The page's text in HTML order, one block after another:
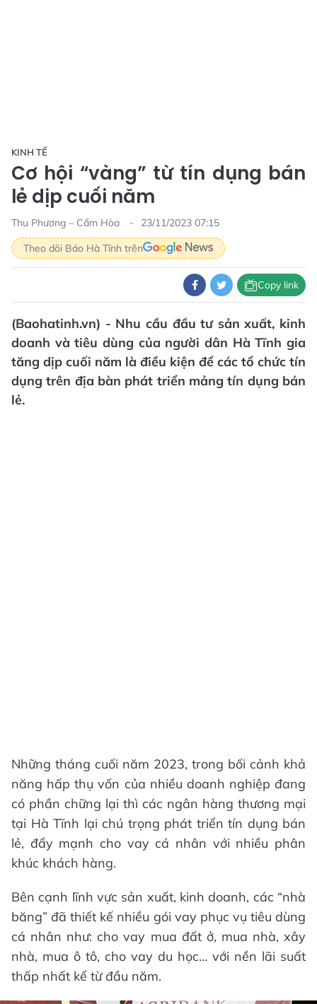
KINH TẾ
Cơ hội “vàng” từ tín dụng bán
lẻ dịp cuối năm
Thu Phương – Cẩm Hòa
23/11/2023 07:15
Theo dõi Báo Hà Tĩnh trên
Copy link
(Baohatinh.vn) - Nhu cầu đầu tư sản xuất, kinh
doanh và tiêu dùng của người dân Hà Tĩnh gia
tăng dịp cuối năm là điều kiện để các tổ chức tín
dụng trên địa bàn phát triển mảng tín dụng bán
lẻ.
Những tháng cuối năm 2023, trong bối cảnh khả
năng hấp thụ vốn của nhiều doanh nghiệp đang
có phần chững lại thì các ngân hàng thương mại
tại Hà Tĩnh lại chú trọng phát triển tín dụng bán
lẻ, đẩy mạnh cho vay cá nhân với nhiều phân
khúc khách hàng.
Bên cạnh lĩnh vực sản xuất, kinh doanh, các “nhà
băng” đã thiết kế nhiều gói vay phục vụ tiêu dùng
cá nhân như: cho vay mua đất ở, mua nhà, xây
nhà, mua ô tô, cho vay du học... với nền lãi suất
thấp nhất kể từ đầu năm.